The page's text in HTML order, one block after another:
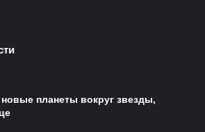
планеты вокруг звезды,